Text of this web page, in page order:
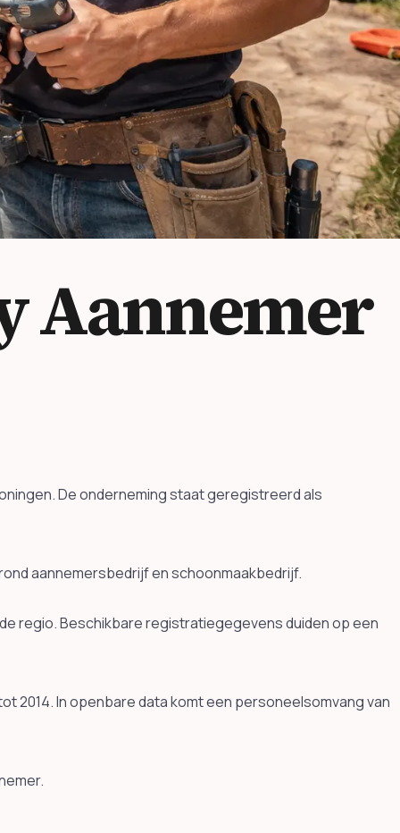
Aannemer
De onderneming staat geregistreerd als
aannemersbedrijf en schoonmaakbedrijf.
regio. Beschikbare registratiegegevens duiden op een
2014. In openbare data komt een personeelsomvang van